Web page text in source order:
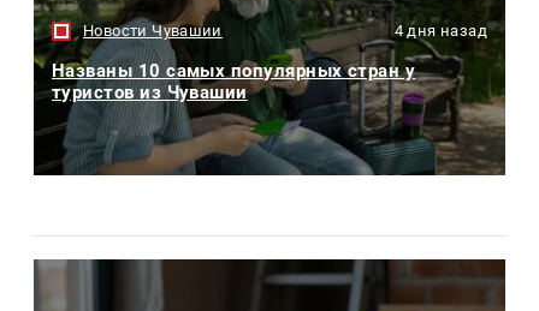
Новости Чувашии 4 дня назад
Названы 10 самых популярных стран у
туристов из Чувашии